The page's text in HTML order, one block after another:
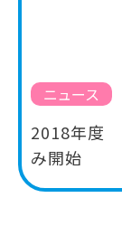
ニュース
2018年度
み開始